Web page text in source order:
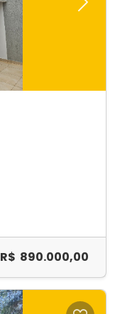
Next
R$ 890.000,00